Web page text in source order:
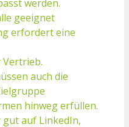
werden.
geeignet
erfordert eine
auch die
hinweg erfüllen.
auf LinkedIn,